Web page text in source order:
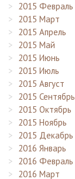
2015 Февраль
2015 Март
2015 Апрель
2015 Май
2015 Июнь
2015 Июль
2015 Август
2015 Сентябрь
2015 Октябрь
2015 Ноябрь
2015 Декабрь
2016 Январь
2016 Февраль
2016 Март